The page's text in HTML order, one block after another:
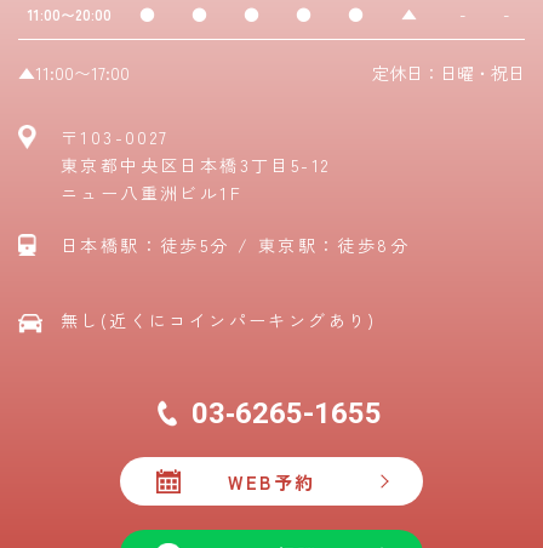
11:00〜20:00 ● ● ● ● ● ▲ - -
▲11:00〜17:00 定休日：日曜・祝日
〒103-0027
東京都中央区日本橋3丁目5-12
ニュー八重洲ビル1F
日本橋駅：徒歩5分 / 東京駅：徒歩8分
無し(近くにコインパーキングあり)
03‐6265-1655
WEB予約